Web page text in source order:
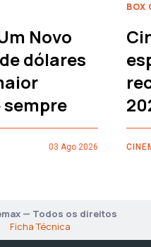
Novo
dólares
03 Ago 2026
BOX
— Todos os direitos
Ficha Técnica